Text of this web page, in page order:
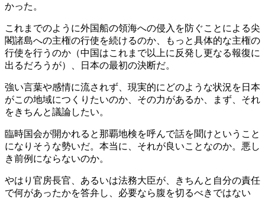
かった。
これまでのように外国船の領海への侵入を防ぐことによる尖
閣諸島への主権の行使を続けるのか、もっと具体的な主権の
行使を行うのか（中国はこれまで以上に反発し更なる報復に
出るだろうが）、日本の最初の決断だ。
強い言葉や感情に流されず、現実的にどのような状況を日本
がこの地域につくりたいのか、その力があるか、まず、それ
をきちんと議論したい。
臨時国会が開かれると那覇地検を呼んで話を聞けということ
になりそうな勢いだ。本当に、それが良いことなのか。悪し
き前例にならないのか。
やはり官房長官、あるいは法務大臣が、きちんと自分の責任
で何があったかを答弁し、必要なら腹を切るべきではない